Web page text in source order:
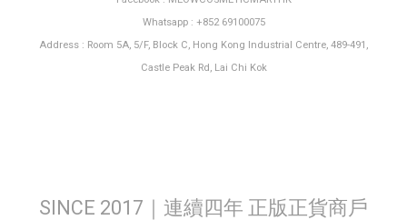
Whatsapp : +852 69100075
Address : Room 5A, 5/F, Block C, Hong Kong Industrial Centre, 489-491,
Castle Peak Rd, Lai Chi Kok
SINCE 2017｜連續四年 正版正貨商戶